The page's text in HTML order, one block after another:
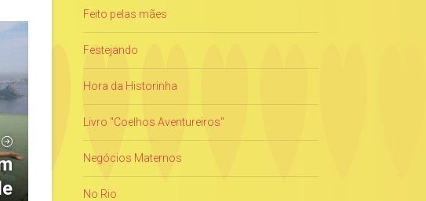
Feito pelas mães
Festejando
Hora da Historinha
Livro "Coelhos Aventureiros"
Negócios Maternos
No Rio